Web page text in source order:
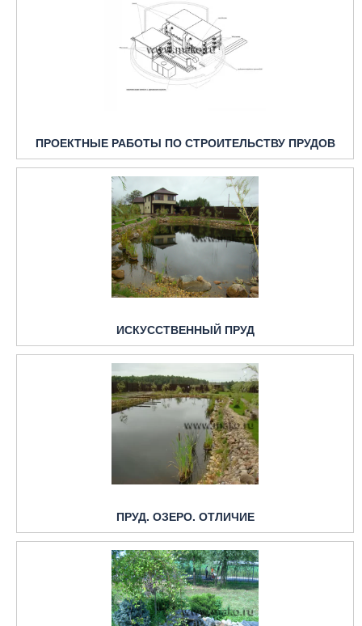
ПРОЕКТНЫЕ РАБОТЫ ПО СТРОИТЕЛЬСТВУ ПРУДОВ
ИСКУССТВЕННЫЙ ПРУД
ПРУД. ОЗЕРО. ОТЛИЧИЕ